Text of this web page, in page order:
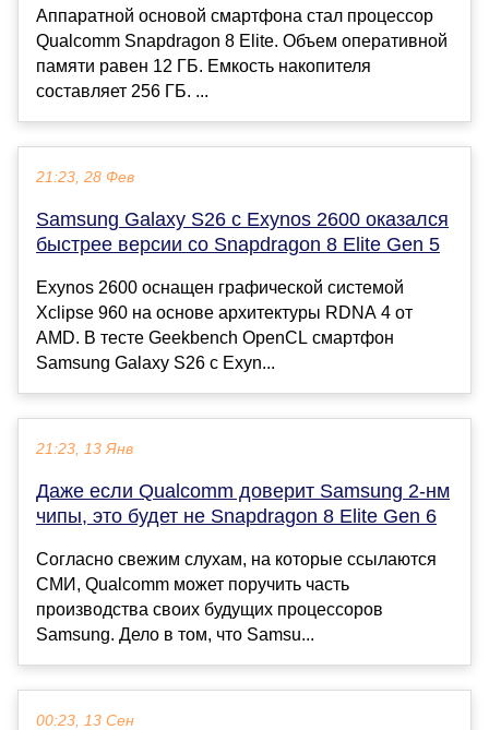
Аппаратной основой смартфона стал процессор
Qualcomm Snapdragon 8 Elite. Объем оперативной
памяти равен 12 ГБ. Емкость накопителя
составляет 256 ГБ. ...
21:23, 28 Фев
Samsung Galaxy S26 с Exynos 2600 оказался
быстрее версии со Snapdragon 8 Elite Gen 5
Exynos 2600 оснащен графической системой
Xclipse 960 на основе архитектуры RDNA 4 от
AMD. В тесте Geekbench OpenCL смартфон
Samsung Galaxy S26 с Exyn...
21:23, 13 Янв
Даже если Qualcomm доверит Samsung 2-нм
чипы, это будет не Snapdragon 8 Elite Gen 6
Согласно свежим слухам, на которые ссылаются
СМИ, Qualcomm может поручить часть
производства своих будущих процессоров
Samsung. Дело в том, что Samsu...
00:23, 13 Сен